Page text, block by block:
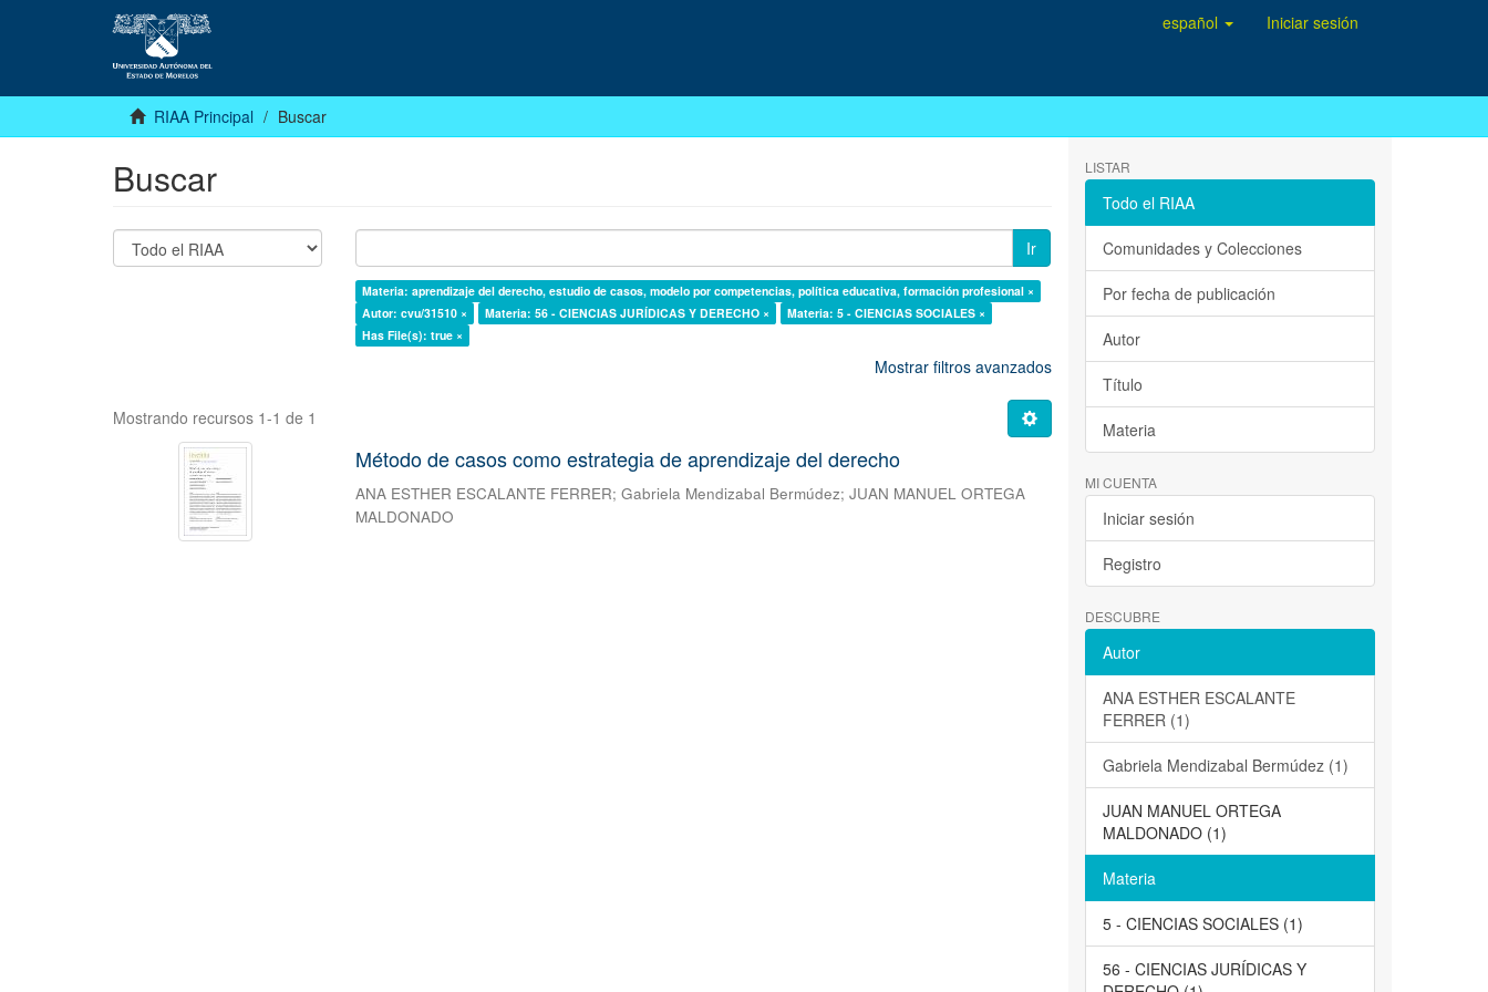
español Iniciar sesión
RIAA Principal Buscar
Buscar
Ir
Materia: aprendizaje del derecho, estudio de casos, modelo por competencias, política educativa, formación profesional ×
Autor: cvu/31510 ×
Materia: 56 - CIENCIAS JURÍDICAS Y DERECHO ×
Materia: 5 - CIENCIAS SOCIALES ×
Has File(s): true ×
Mostrar filtros avanzados
Mostrando recursos 1-1 de 1
Método de casos como estrategia de aprendizaje del derecho
ANA ESTHER ESCALANTE FERRER;Gabriela Mendizabal Bermúdez;JUAN MANUEL ORTEGA
MALDONADO
LISTAR
Todo el RIAA
Comunidades y Colecciones
Por fecha de publicación
Autor
Título
Materia
MI CUENTA
Iniciar sesión
Registro
DESCUBRE
Autor
ANA ESTHER ESCALANTE
FERRER (1)
Gabriela Mendizabal Bermúdez (1)
JUAN MANUEL ORTEGA
MALDONADO (1)
Materia
5 - CIENCIAS SOCIALES (1)
56 - CIENCIAS JURÍDICAS Y